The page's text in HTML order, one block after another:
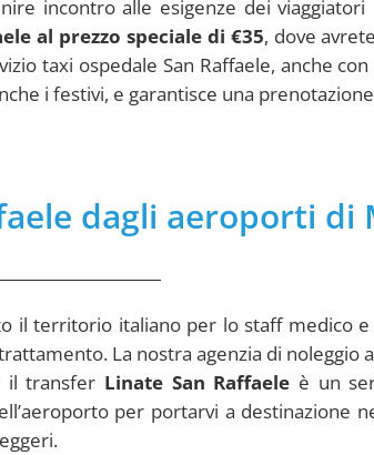
incontro alle esigenze dei
al prezzo speciale di €35, dove
taxi ospedale San Raffaele, anche
i festivi, e garantisce una
dagli aeroporti di
il territorio italiano per lo staff medico
La nostra agenzia di noleggio
il transfer Linate San Raffaele è un
per portarvi a destinazione